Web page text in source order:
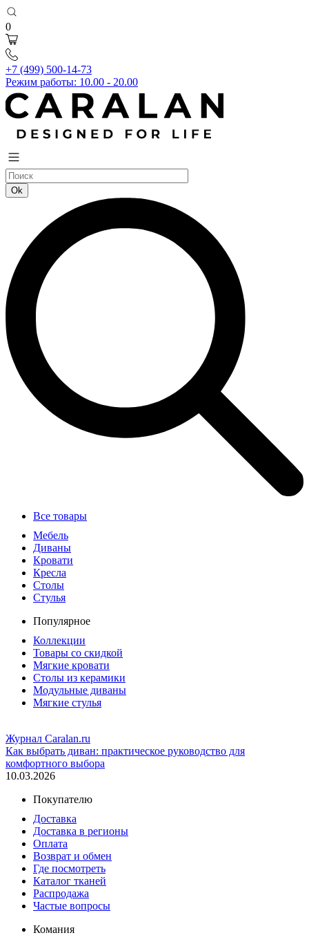
0
+7 (499) 500-14-73
Режим работы: 10.00 - 20.00
Все товары
Мебель
Диваны
Кровати
Кресла
Столы
Стулья
Популярное
Коллекции
Товары со скидкой
Мягкие кровати
Столы из керамики
Модульные диваны
Мягкие стулья
Журнал Caralan.ru
Как выбрать диван: практическое руководство для
комфортного выбора
10.03.2026
Покупателю
Доставка
Доставка в регионы
Оплата
Возврат и обмен
Где посмотреть
Каталог тканей
Распродажа
Частые вопросы
Комания